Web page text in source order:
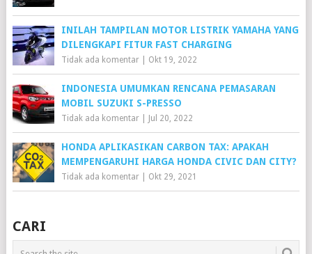
INILAH TAMPILAN MOTOR LISTRIK YAMAHA YANG
DILENGKAPI FITUR FAST CHARGING
Tidak ada komentar| Okt 19, 2022
INDONESIA UMUMKAN RENCANA PEMASARAN
MOBIL SUZUKI S-PRESSO
Tidak ada komentar| Jul 20, 2022
HONDA APLIKASIKAN CARBON TAX: APAKAH
MEMPENGARUHI HARGA HONDA CIVIC DAN CITY?
Tidak ada komentar| Okt 29, 2021
CARI